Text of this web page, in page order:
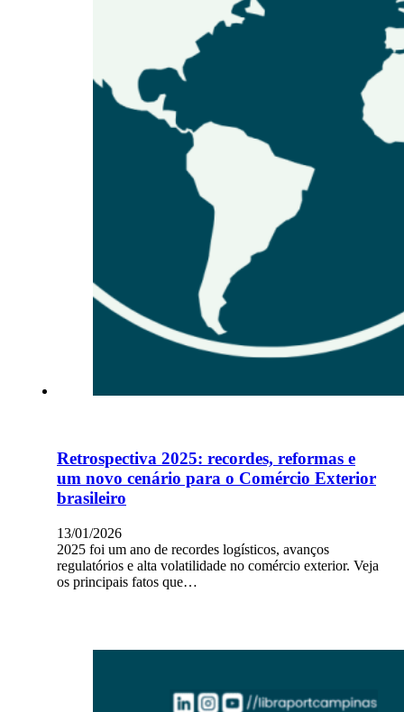
Retrospectiva 2025: recordes, reformas e
um novo cenário para o Comércio Exterior
brasileiro
13/01/2026
2025 foi um ano de recordes logísticos, avanços
regulatórios e alta volatilidade no comércio exterior. Veja
os principais fatos que…